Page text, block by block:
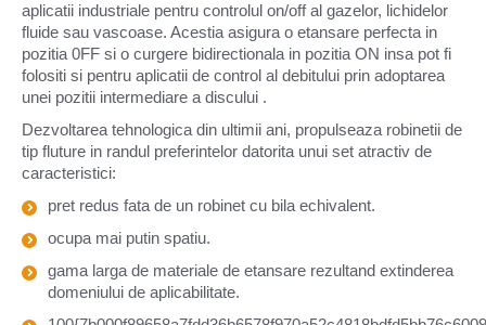
aplicatii industriale pentru controlul on/off al gazelor, lichidelor
fluide sau vascoase. Acestia asigura o etansare perfecta in
pozitia 0FF si o curgere bidirectionala in pozitia ON insa pot fi
folositi si pentru aplicatii de control al debitului prin adoptarea
unei pozitii intermediare a discului .
Dezvoltarea tehnologica din ultimii ani, propulseaza robinetii de
tip fluture in randul preferintelor datorita unui set atractiv de
caracteristici:
pret redus fata de un robinet cu bila echivalent.
ocupa mai putin spatiu.
gama larga de materiale de etansare rezultand extinderea
domeniului de aplicabilitate.